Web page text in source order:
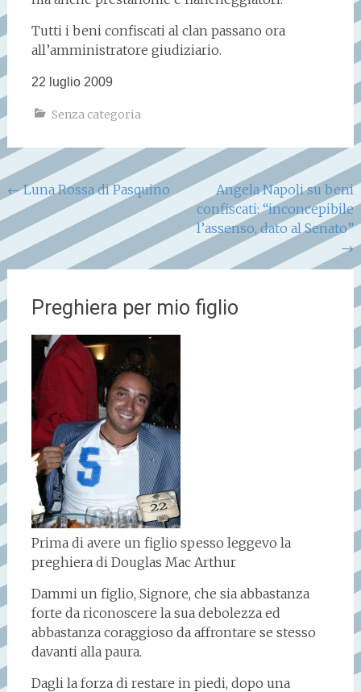
Tutti i beni confiscati al clan passano ora
all’amministratore giudiziario.
22 luglio 2009
Senza categoria
Navigazione
articoli
←Luna Rossa di Pasquino
Angela Napoli su beni
confiscati: “inconcepibile
l’assenso, dato al Senato”
→
Preghiera per mio figlio
Prima di avere un figlio spesso leggevo la
preghiera di Douglas Mac Arthur
Dammi un figlio, Signore, che sia abbastanza
forte da riconoscere la sua debolezza ed
abbastanza coraggioso da affrontare se stesso
davanti alla paura.
Dagli la forza di restare in piedi, dopo una